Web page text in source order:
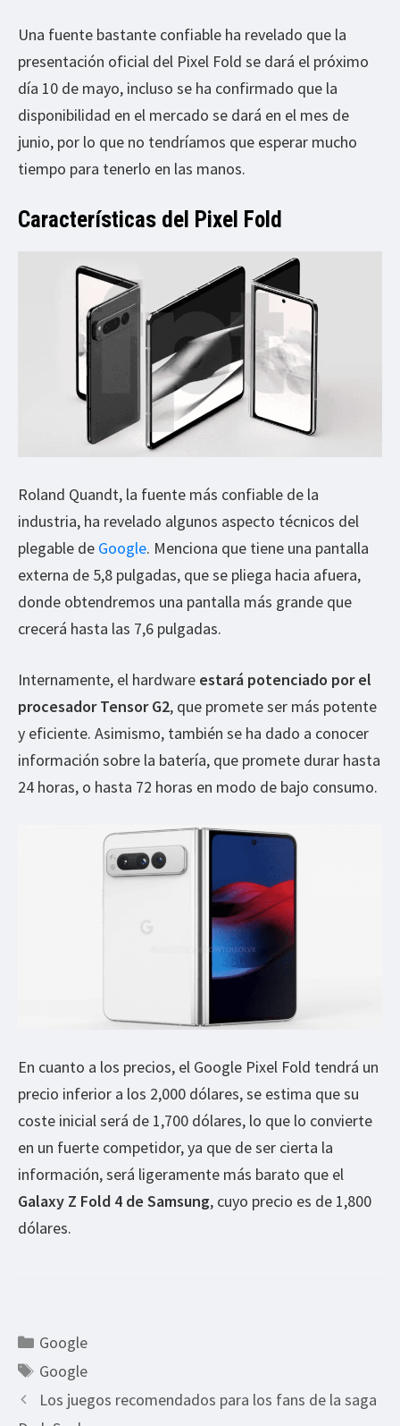
Una fuente bastante confiable ha revelado que la
presentación oficial del Pixel Fold se dará el próximo
día 10 de mayo, incluso se ha confirmado que la
disponibilidad en el mercado se dará en el mes de
junio, por lo que no tendríamos que esperar mucho
tiempo para tenerlo en las manos.
Características del Pixel Fold
Roland Quandt, la fuente más confiable de la
industria, ha revelado algunos aspecto técnicos del
plegable de Google. Menciona que tiene una pantalla
externa de 5,8 pulgadas, que se pliega hacia afuera,
donde obtendremos una pantalla más grande que
crecerá hasta las 7,6 pulgadas.
Internamente, el hardware estará potenciado por el
procesador Tensor G2, que promete ser más potente
y eficiente. Asimismo, también se ha dado a conocer
información sobre la batería, que promete durar hasta
24 horas, o hasta 72 horas en modo de bajo consumo.
En cuanto a los precios, el Google Pixel Fold tendrá un
precio inferior a los 2,000 dólares, se estima que su
coste inicial será de 1,700 dólares, lo que lo convierte
en un fuerte competidor, ya que de ser cierta la
información, será ligeramente más barato que el
Galaxy Z Fold 4 de Samsung, cuyo precio es de 1,800
dólares.
Categorías
Google
Etiquetas
Google
Los juegos recomendados para los fans de la saga